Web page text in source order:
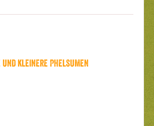
kleinere Phelsumen